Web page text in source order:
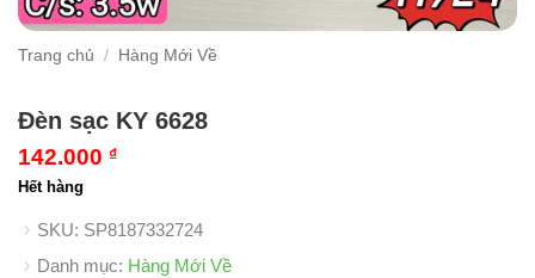
Trang chủ / Hàng Mới Về
Đèn sạc KY 6628
142.000 ₫
Hết hàng
SKU: SP8187332724
Danh mục: Hàng Mới Về